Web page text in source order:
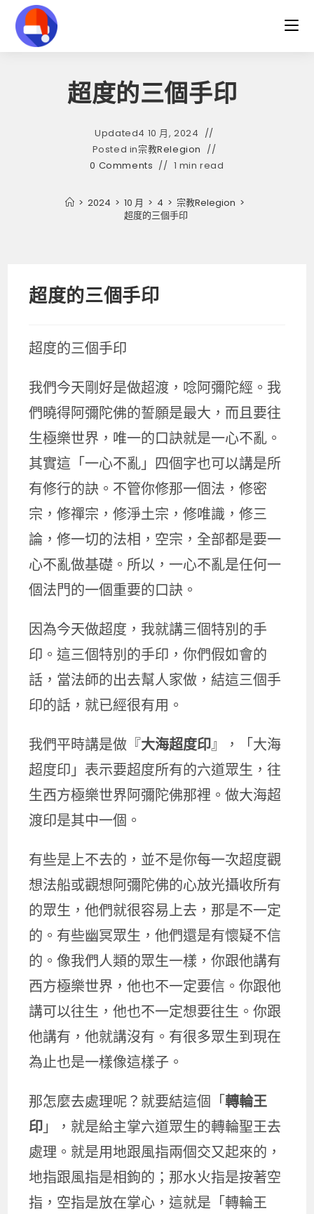
content
超度的三個手印
Updated4 10 月, 2024
Posted in宗教Relegion
0 Comments
1 min read
> 2024 > 10 月 > 4 > 宗教Relegion >
超度的三個手印
超度的三個手印
超度的三個手印
我們今天剛好是做超渡，唸阿彌陀經。我
們曉得阿彌陀佛的誓願是最大，而且要往
生極樂世界，唯一的口訣就是一心不亂。
其實這「一心不亂」四個字也可以講是所
有修行的訣。不管你修那一個法，修密
宗，修禪宗，修淨土宗，修唯識，修三
論，修一切的法相，空宗，全部都是要一
心不亂做基礎。所以，一心不亂是任何一
個法門的一個重要的口訣。
因為今天做超度，我就講三個特別的手
印。這三個特別的手印，你們假如會的
話，當法師的出去幫人家做，結這三個手
印的話，就已經很有用。
我們平時講是做『大海超度印』，「大海
超度印」表示要超度所有的六道眾生，往
生西方極樂世界阿彌陀佛那裡。做大海超
渡印是其中一個。
有些是上不去的，並不是你每一次超度觀
想法船或觀想阿彌陀佛的心放光攝收所有
的眾生，他們就很容易上去，那是不一定
的。有些幽冥眾生，他們還是有懷疑不信
的。像我們人類的眾生一樣，你跟他講有
西方極樂世界，他也不一定要信。你跟他
講可以往生，他也不一定想要往生。你跟
他講有，他就講沒有。有很多眾生到現在
為止也是一樣像這樣子。
那怎麼去處理呢？就要結這個「轉輪王
印」，就是給主掌六道眾生的轉輪聖王去
處理。就是用地跟風指兩個交又起來的，
地指跟風指是相鉤的；那水火指是按著空
指，空指是放在掌心，這就是「轉輪王